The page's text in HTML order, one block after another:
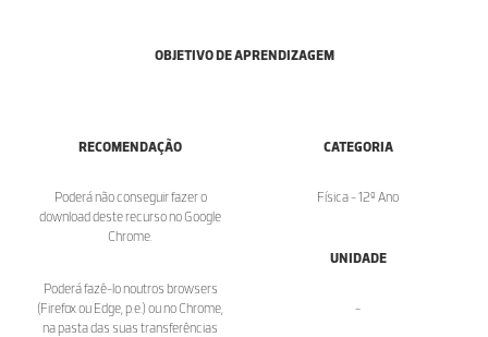
OBJETIVO DE APRENDIZAGEM
RECOMENDAÇÃO
Poderá não conseguir fazer o
download deste recurso no Google
Chrome.
Poderá fazê-lo noutros browsers
(Firefox ou Edge, p.e.) ou no Chrome,
na pasta das suas transferências
CATEGORIA
Física - 12º Ano
UNIDADE
-